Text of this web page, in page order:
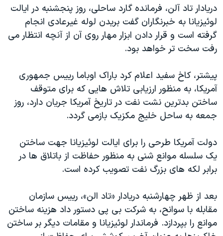
فرهنگ و زندگی
حقوق شهروندی
اسرائیل در جنگ
گالری عکس
آرشیو پخش زنده
مستندها
انتخابات ریاست جمهوری آمریکا ۲۰۲۴
حمله جمهوری اسلامی به اسرائیل
ورزش زنان در ایران
اعتراضات زن، زندگی، آزادی
مجموعه مستندهای دادخواهی
دادگاه حمید نوری
چهل سال گروگان‌گیری
اعتراضات مردمی آبان ۹۸
اسرائیل در جنگ
دنبال کنید
زبانهای مختلف
دریادار تاد آلن، فرمانده گارد ساحلی، روز پنجشنبه در ایالت
لوئیزیانا به خبرنگاران گفت بریدن لوله غیرعادی انجام
گرفته است و قرار دادن ابزار مهار روی آن از آنچه انتظار می
رفت سخت تر خواهد بود.
پیشتر، کاخ سفید اعلام کرد باراک اوباما رییس جمهوری
آمریکا، به منظور ارزیابی تلاش هایی که برای متوقف
ساختن بدترین نشت نفت در تاریخ آمریکا جریان دارد، روز
جمعه به ساحل خلیج مکزیک بازمی گردد.
دولت آمریکا طرحی را برای ایالت لوئیزیانا جهت ساختن
یک سلسله موانع شنی به منظور حفاظت از باتلاق ها در
برابر لکه های بزرگ نفت تصویب کرده است.
بعد از ظهر چهارشنبه دریادار «تاد الن»، رییس سازمان
مقابله با سوانح، به شرکت بی پی دستور داد هزینه ساختن
موانع را بپردازد. فرماندار لوئیزیانا و مقامات دیگر بر ساختن